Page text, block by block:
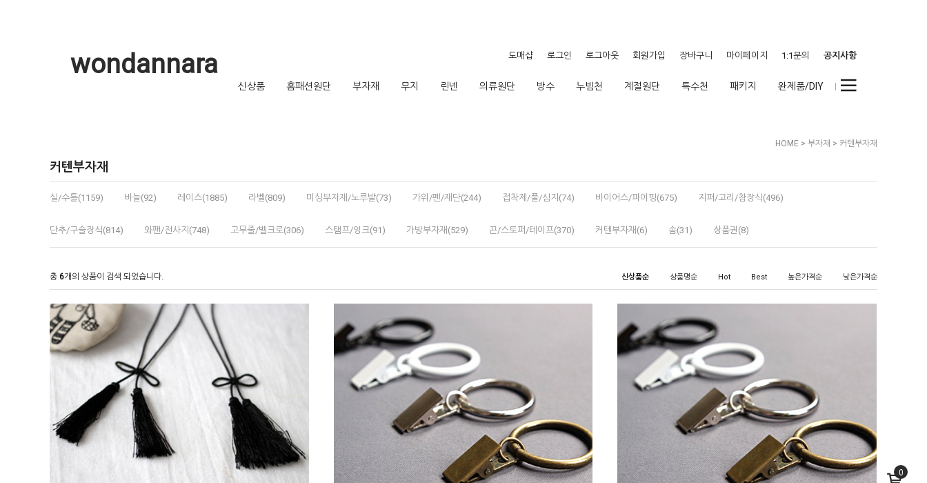
wondannara 도매샵 로그인 로그아웃 회원가입 장바구니 마이페이지 1:1문의 공지사항
신상품 홈패션원단 부자재 무지 린넨 의류원단 방수 누빔천 계절원단 특수천 패키지 완제품/DIY
0
HOME > 부자재 > 커텐부자재
커텐부자재
실/수틀(1159) 바늘(92) 레이스(1885) 라벨(809) 미싱부자재/노루발(73) 가위/펜/재단(244) 접착제/풀/심지(74) 바이어스/파이핑(675) 지퍼/고리/참장식(496)
단추/구슬장식(814) 와팬/전사지(748) 고무줄/벨크로(306) 스탬프/잉크(91) 가방부자재(529) 끈/스토퍼/테이프(370) 커텐부자재(6) 솜(31) 상품권(8)
총 6개의 상품이 검색 되었습니다. 신상품순 상품명순 Hot Best 높은가격순 낮은가격순